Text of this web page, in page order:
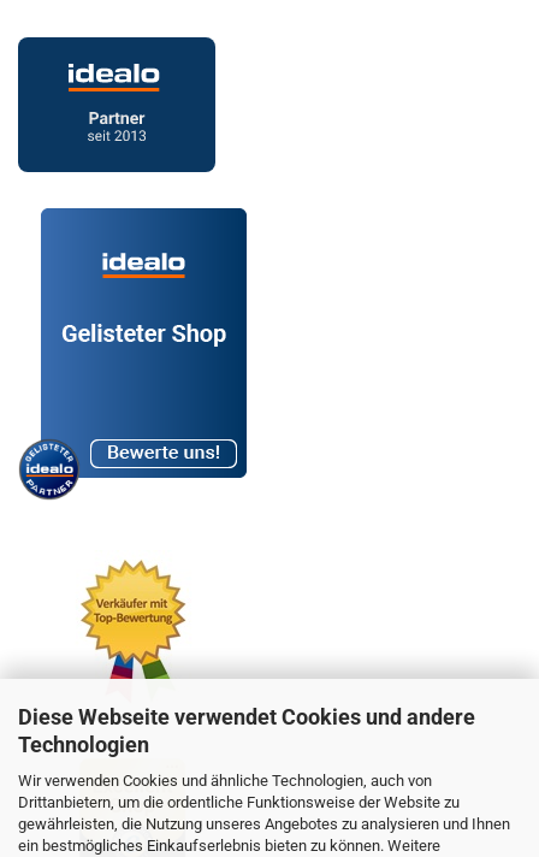
Diese Webseite verwendet Cookies und andere
Technologien
Wir verwenden Cookies und ähnliche Technologien, auch von
Drittanbietern, um die ordentliche Funktionsweise der Website zu
gewährleisten, die Nutzung unseres Angebotes zu analysieren und Ihnen
ein bestmögliches Einkaufserlebnis bieten zu können. Weitere